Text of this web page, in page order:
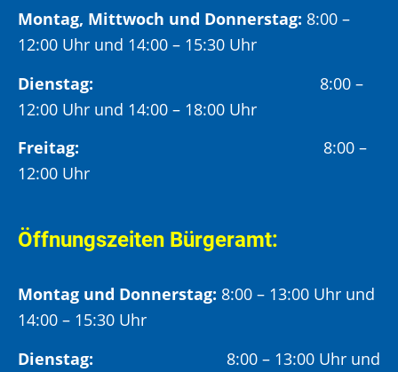
Montag, Mittwoch und Donnerstag: 8:00 –
12:00 Uhr und 14:00 – 15:30 Uhr
Dienstag: 8:00 –
12:00 Uhr und 14:00 – 18:00 Uhr
Freitag:
8:00 –
12:00 Uhr
Öffnungszeiten Bürgeramt:
Montag und Donnerstag: 8:00 – 13:00 Uhr und
14:00 – 15:30 Uhr
Dienstag: 8:00 – 13:00 Uhr und